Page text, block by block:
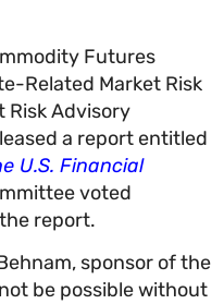
Futures
Related Market
Risk Advisory
released a report
the U.S. Financial
voted
the report.
Behnam, sponsor of
not be possible